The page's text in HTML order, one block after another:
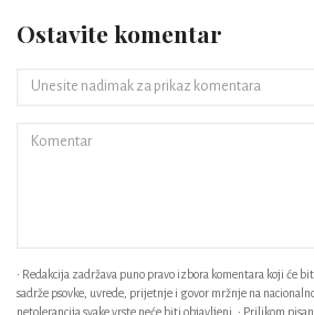
Ostavite komentar
• Redakcija zadržava puno pravo izbora komentara koji će
sadrže psovke, uvrede, prijetnje i govor mržnje na
netolerancija svake vrste neće biti objavljeni. • Prilikom